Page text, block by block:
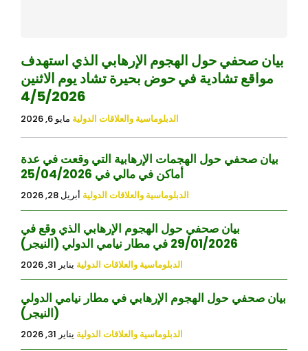
بيان صحفي حول الهجوم الإرهابي الذي استهدف
مواقع تشادية في حوض بحيرة تشاد يوم الاثنين
4/5/2026
الدبلوماسية والعلاقات الدولية مايو 6, 2026
بيان صحفي حول الهجمات الإرهابية التي وقعت في عدة
أماكن في مالي في 25/04/2026
الدبلوماسية والعلاقات الدولية أبريل 28, 2026
بيان صحفي حول الهجوم الإرهابي الذي وقع في
29/01/2026 في مطار نيامي الدولي (النيجر)
الدبلوماسية والعلاقات الدولية يناير 31, 2026
بيان صحفي حول الهجوم الإرهابي في مطار نيامي الدولي
(النيجر)
الدبلوماسية والعلاقات الدولية يناير 31, 2026